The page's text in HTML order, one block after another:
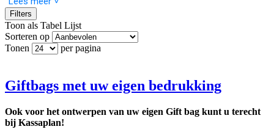
Wilt u snel en gemakkelijk een cadeau inpakken? Dan zijn onze
Met deze prachtige giftbags maakt u in een handomdraai elk cadeau
speciaal. Of het nu voor een verjaardag is, een feestdag, of gewoon
gelegenheid.
Filters
Toon als Tabel Lijst
Sorteren op
Tonen
per pagina
Giftbags met uw eigen bedrukking
Ook voor het ontwerpen van uw eigen Gift bag kunt u terecht
bij Kassaplan!